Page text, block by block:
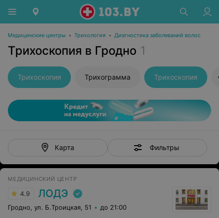
Медицинские центры • Трихология • Диагностика заболеваний волос
Трихоскопия в Гродно 1
Трихоскопия Трихограмма Трихоскопия
Карта Фильтры
МЕДИЦИНСКИЙ ЦЕНТР
4.9 ЛОДЭ
Гродно, ул. Б.Троицкая, 51 до 21:00